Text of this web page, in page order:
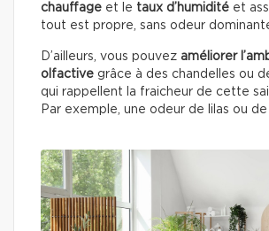
chauffage et le taux d’humidité et
tout est propre, sans odeur
D’ailleurs, vous pouvez améliorer
olfactive grâce à des chandelles ou
qui rappellent la fraicheur de cette
Par exemple, une odeur de lilas ou